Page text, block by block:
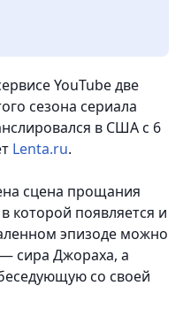
YouTube две
сезона сериала
в США с 6
Lenta.ru.
сцена прощания
которой появляется и
эпизоде можно
сира Джораха, а
со своей